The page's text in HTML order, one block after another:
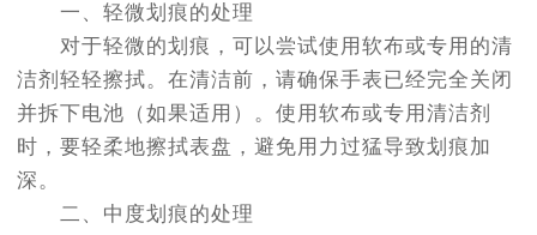
一、轻微划痕的处理
对于轻微的划痕，可以尝试使用软布或专用的清
洁剂轻轻擦拭。在清洁前，请确保手表已经完全关闭
并拆下电池（如果适用）。使用软布或专用清洁剂
时，要轻柔地擦拭表盘，避免用力过猛导致划痕加
深。
二、中度划痕的处理